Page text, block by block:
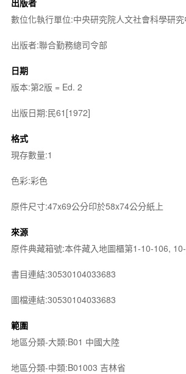
出版者
數位化執行單位:中央研究院人文社會科學研
出版者:聯合勤務總司令部
日期
版本:第2版 = Ed. 2
出版日期:民61[1972]
格式
現存數量:1
色彩:彩色
原件尺寸:47x69公分印於58x74公分紙上
來源
原件典藏箱號:本件藏入地圖櫃第1-10-106,
書目連結:30530104033683
圖檔連結:30530104033683
範圍
地區分類-大類:B01 中國大陸
地區分類-中類:B01003 吉林省